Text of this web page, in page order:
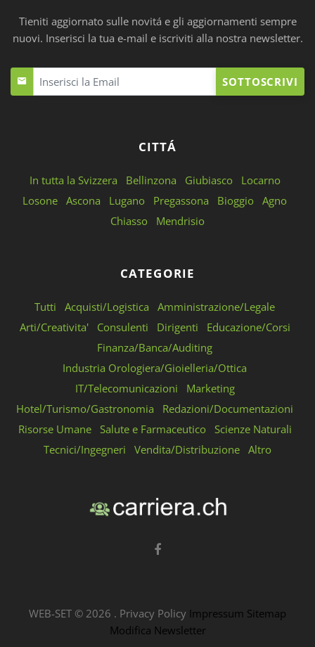
Tieniti aggiornato sulle novitá e gli aggiornamenti sempre
nuovi. Inserisci la tua e-mail e iscriviti alla nostra newsletter.
SOTTOSCRIVI
CITTÁ
In tutta la Svizzera Bellinzona Giubiasco
Locarno
Losone Ascona Lugano Pregassona Bioggio Agno
Chiasso
Mendrisio
CATEGORIE
Tutti Acquisti/Logistica
Amministrazione/Legale
Arti/Creativita'
Consulenti Dirigenti
Educazione/Corsi
Finanza/Banca/Auditing
Industria Orologiera/Gioielleria/Ottica
IT/Telecomunicazioni
Marketing
Hotel/Turismo/Gastronomia
Redazioni/Documentazioni
Risorse Umane
Salute e Farmaceutico
Scienze Naturali
Tecnici/Ingegneri
Vendita/Distribuzione Altro
WEB-SET © 2026 . Privacy Policy Impressum Sitemap
Modifica Newsletter